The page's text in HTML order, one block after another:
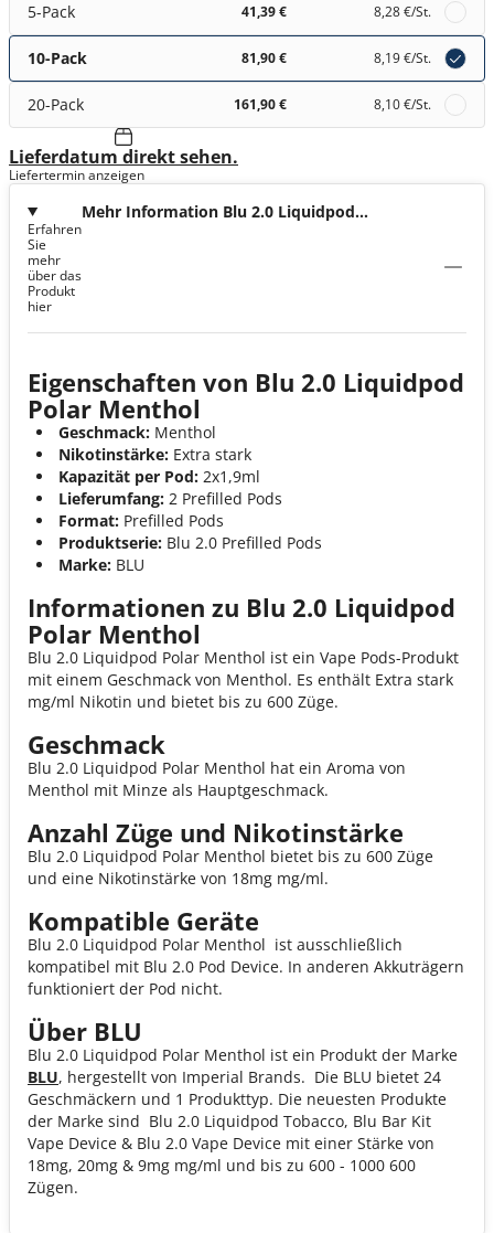
5-Pack 41,39 € 8,28 €/St.
10-Pack 81,90 € 8,19 €/St.
20-Pack 161,90 € 8,10 €/St.
Lieferdatum direkt sehen.
Liefertermin anzeigen
Mehr Information Blu 2.0 Liquidpod
Erfahren
Sie
mehr
über das
Produkt
hier
Eigenschaften von Blu 2.0 Liquidpod
Polar Menthol
Geschmack: Menthol
Nikotinstärke: Extra stark
Kapazität per Pod: 2x1,9ml
Lieferumfang: 2 Prefilled Pods
Format: Prefilled Pods
Produktserie: Blu 2.0 Prefilled Pods
Marke: BLU
Informationen zu Blu 2.0 Liquidpod
Polar Menthol
Blu 2.0 Liquidpod Polar Menthol ist ein Vape Pods-Produkt
mit einem Geschmack von Menthol. Es enthält Extra stark
mg/ml Nikotin und bietet bis zu 600 Züge.
Geschmack
Blu 2.0 Liquidpod Polar Menthol hat ein Aroma von
Menthol mit Minze als Hauptgeschmack.
Anzahl Züge und Nikotinstärke
Blu 2.0 Liquidpod Polar Menthol bietet bis zu 600 Züge
und eine Nikotinstärke von 18mg mg/ml.
Kompatible Geräte
Blu 2.0 Liquidpod Polar Menthol ist ausschließlich
kompatibel mit Blu 2.0 Pod Device. In anderen Akkuträgern
funktioniert der Pod nicht.
Über BLU
Blu 2.0 Liquidpod Polar Menthol ist ein Produkt der Marke
BLU, hergestellt von Imperial Brands. Die BLU bietet 24
Geschmäckern und 1 Produkttyp. Die neuesten Produkte
der Marke sind Blu 2.0 Liquidpod Tobacco, Blu Bar Kit
Vape Device & Blu 2.0 Vape Device mit einer Stärke von
18mg, 20mg & 9mg mg/ml und bis zu 600 - 1000 600
Zügen.